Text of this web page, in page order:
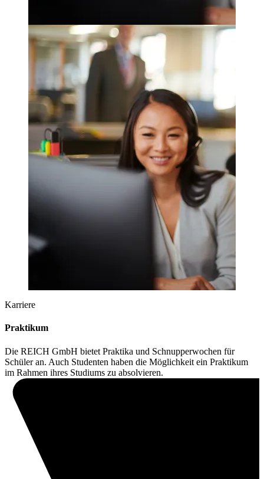
Karriere
Praktikum
Die REICH GmbH bietet Praktika und Schnupperwochen für
Schüler an. Auch Studenten haben die Möglichkeit ein Praktikum
im Rahmen ihres Studiums zu absolvieren.